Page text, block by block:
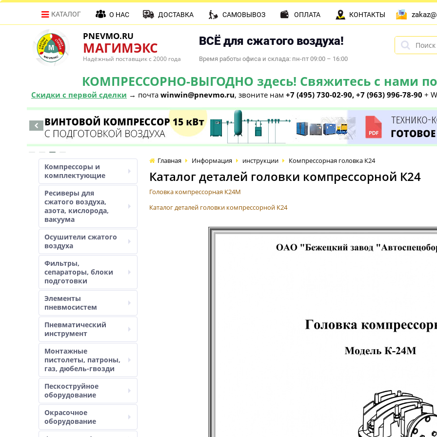
PNEVMO.RU
МАГИМЭКС
Надёжный поставщик с 2000 года
ВСЁ для сжатого воздуха!
Время работы офиса и склада: пн-пт 09:00 – 16:00
КОМПРЕССОРНО-ВЫГОДНО здесь! Свяжитесь с нами по
Скидки с первой сделки → почта winwin@pnevmo.ru, звоните нам +7 (495) 730-02-90, +7 (963) 996-78-90 +
КАТАЛОГ О НАС ДОСТАВКА САМОВЫВОЗ ОПЛАТА КОНТАКТЫ
Компрессоры и
комплектующие
Ресиверы для
сжатого воздуха,
азота, кислорода,
вакуума
Осушители сжатого
воздуха
Фильтры,
сепараторы, блоки
подготовки
Элементы
пневмосистем
Пневматический
инструмент
Монтажные
пистолеты, патроны,
газ, дюбель-гвозди
Пескоструйное
оборудование
Окрасочное
оборудование
Главная Информация инструкции Компрессорная головка К24
Каталог деталей головки компрессорной К24
Головка компрессорная К24М
Каталог деталей головки компрессорной К24